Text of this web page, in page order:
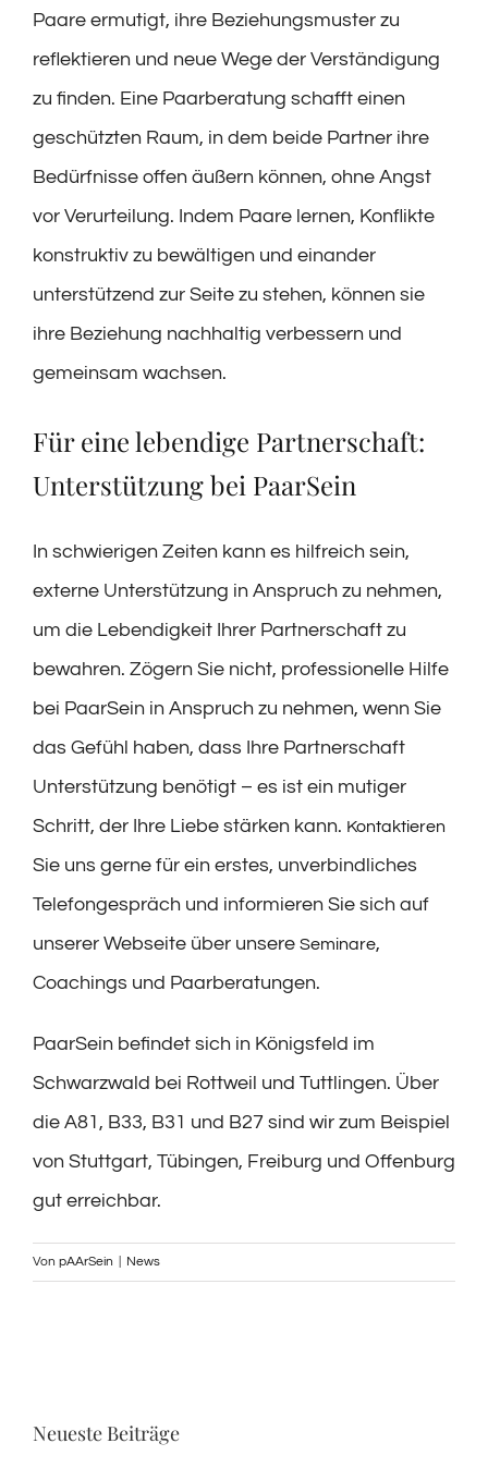
Paare ermutigt, ihre Beziehungsmuster zu
reflektieren und neue Wege der Verständigung
zu finden. Eine Paarberatung schafft einen
geschützten Raum, in dem beide Partner ihre
Bedürfnisse offen äußern können, ohne Angst
vor Verurteilung. Indem Paare lernen, Konflikte
konstruktiv zu bewältigen und einander
unterstützend zur Seite zu stehen, können sie
ihre Beziehung nachhaltig verbessern und
gemeinsam wachsen.
Für eine lebendige Partnerschaft:
Unterstützung bei PaarSein
In schwierigen Zeiten kann es hilfreich sein,
externe Unterstützung in Anspruch zu nehmen,
um die Lebendigkeit Ihrer Partnerschaft zu
bewahren. Zögern Sie nicht, professionelle Hilfe
bei PaarSein in Anspruch zu nehmen, wenn Sie
das Gefühl haben, dass Ihre Partnerschaft
Unterstützung benötigt – es ist ein mutiger
Schritt, der Ihre Liebe stärken kann. Kontaktieren
Sie uns gerne für ein erstes, unverbindliches
Telefongespräch und informieren Sie sich auf
unserer Webseite über unsere Seminare,
Coachings und Paarberatungen.
PaarSein befindet sich in Königsfeld im
Schwarzwald bei Rottweil und Tuttlingen. Über
die A81, B33, B31 und B27 sind wir zum Beispiel
von Stuttgart, Tübingen, Freiburg und Offenburg
gut erreichbar.
Von pAArSein News
Neueste Beiträge